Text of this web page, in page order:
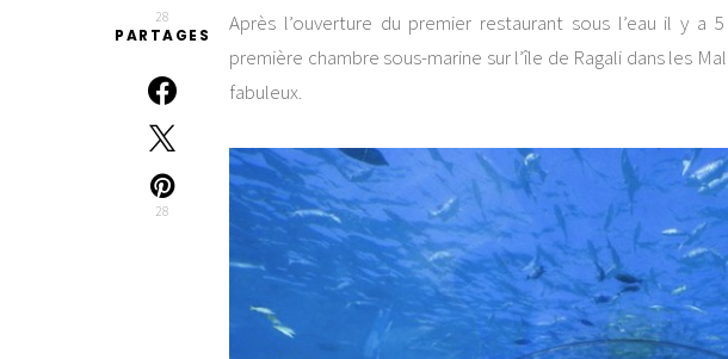
28
PARTAGES
28
Après l’ouverture du premier restaurant sous l’eau il y a 5
première chambre sous-marine sur l’île de Ragali dans les
fabuleux.